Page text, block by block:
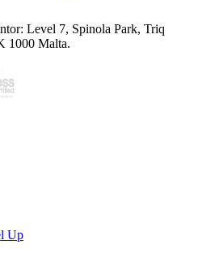
Level 7, Spinola Park, Triq
1000 Malta.
Up